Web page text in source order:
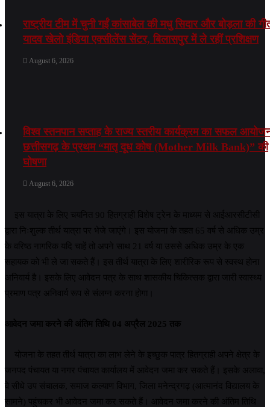
राष्ट्रीय टीम में चुनी गईं कांसाबेल की मधु सिदार और बोड़ला की
यादव खेलो इंडिया एक्सीलेंस सेंटर, बिलासपुर में ले रहीं प्रशिक्षण
August 6, 2026
विश्व स्तनपान सप्ताह के राज्य स्तरीय कार्यक्रम का सफल
छत्तीसगढ़ के प्रथम “मातृ दूध कोष (Mother Milk Bank)” की
घोषणा
August 6, 2026
इस यात्रा के लिए चयनित 90 हितग्राही विशेष ट्रेन के माध्यम से आईआरसीटीसी
द्वारा निःशुल्क तीर्थ यात्रा पर भेजे जाएंगे। इस योजना के तहत 65 वर्ष से अधिक उम्र
के वरिष्ठ नागरिक यदि चाहें तो अपने साथ 21 वर्ष या उससे अधिक उम्र के एक
सहायक को भी ले जा सकते हैं। इस तीर्थ यात्रा के लिए शारीरिक रूप से स्वस्थ होना
अनिवार्य है। इसके लिए आवेदन पत्र के साथ शासकीय चिकित्सक द्वारा जारी स्वास्थ्य
प्रमाण पत्र अनिवार्य रूप से संलग्न करना होगा।
आवेदन जमा करने की अंतिम तिथि 04 अप्रैल 2025 तक
योजना के तहत तीर्थ यात्रा का लाभ लेने के इच्छुक पात्र हितग्राही अपने क्षेत्र के
जनपद पंचायत या नगर पंचायत कार्यालय में आवेदन जमा कर सकते हैं। इसके अलावा,
वे सीधे उप संचालक, समाज कल्याण विभाग, जिला मनेन्द्रगढ़ (आत्मानंद विद्यालय के
सामने) पहुंचकर भी आवेदन जमा कर सकते हैं। आवेदन जमा करने की अंतिम तिथि